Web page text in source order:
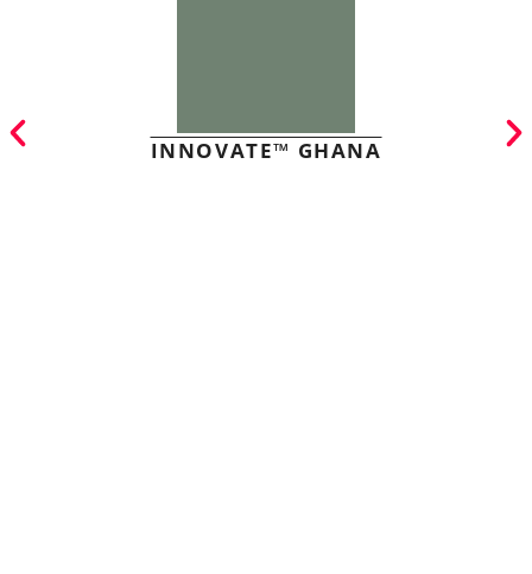
INNOVATE™ GHANA